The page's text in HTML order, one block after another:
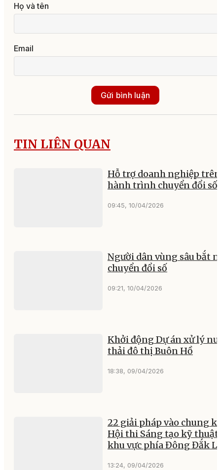
Họ và tên
Email
Gửi bình luận
TIN LIÊN QUAN
Hỗ trợ doanh nghiệp trên
hành trình chuyển đổi số
09:45, 10/04/2026
Người dân vùng sâu bắt
chuyển đổi số
09:21, 10/04/2026
Khởi động Dự án xử lý
thải đô thị Buôn Hồ
18:38, 09/04/2026
22 giải pháp vào chung
Hội thi Sáng tạo kỹ thuật
khu vực phía Đông Đắk
13:24, 09/04/2026